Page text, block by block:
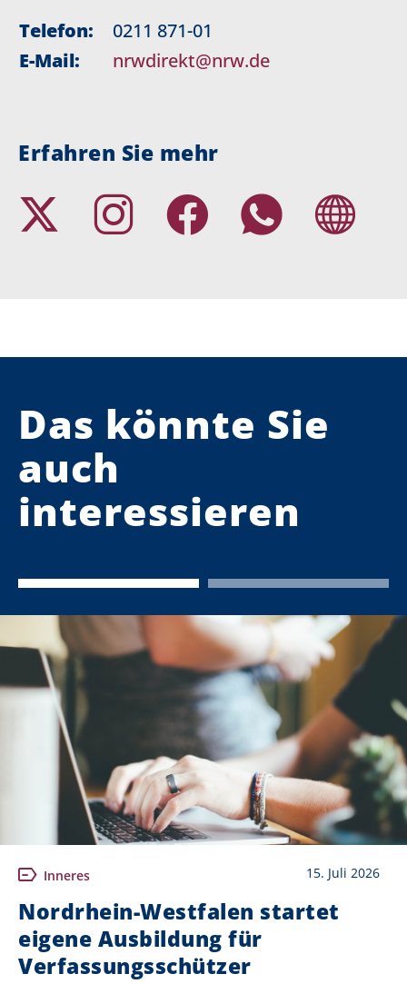
Telefon:
0211 871-01
E-Mail:
nrwdirekt@nrw.de
Erfahren Sie mehr
Das könnte Sie
auch
interessieren
Inneres 15. Juli 2026
Nordrhein-Westfalen startet
eigene Ausbildung für
Verfassungsschützer